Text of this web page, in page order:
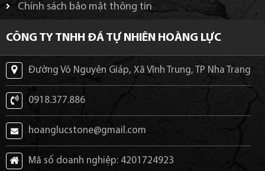
Chính sách bảo mật thông tin
CÔNG TY TNHH ĐÁ TỰ NHIÊN HOÀNG LỰC
Đường Võ Nguyên Giáp, Xã Vĩnh Trung, TP Nha Trang
0918.377.886
hoanglucstone@gmail.com
Mã số doanh nghiệp: 4201724923